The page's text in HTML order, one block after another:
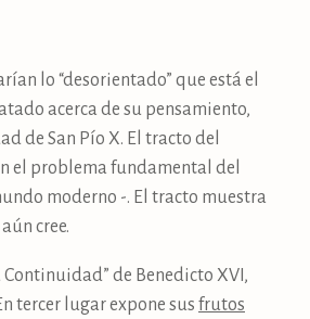
lo “desorientado” que está el
acerca de su pensamiento,
de San Pío X. El tracto del
el problema fundamental del
moderno -. El tracto muestra
cree.
de Benedicto XVI,
tercer lugar expone sus frutos